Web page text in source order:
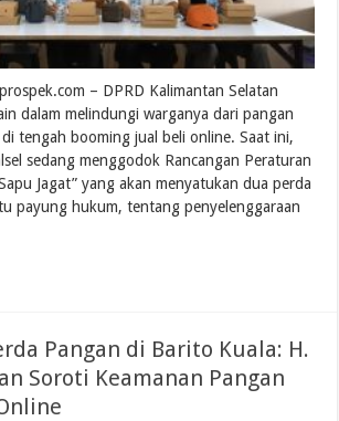
– DPRD Kalimantan Selatan
dalam melindungi warganya dari pangan
tengah booming jual beli online. Saat ini,
sedang menggodok Rancangan Peraturan
Jagat” yang akan menyatukan dua perda
payung hukum, tentang penyelenggaraan
Pangan di Barito Kuala: H.
Soroti Keamanan Pangan